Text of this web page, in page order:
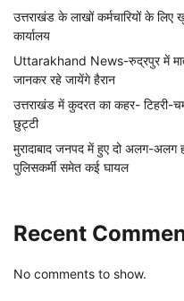
उत्तराखंड के लाखों कर्मचारियों के
कार्यालय
Uttarakhand News-रुद्रपुर में
जानकर रहे जायेंगे हैरान
उत्तराखंड में कुदरत का कहर- टिहरी-
छुट्टी
मुरादाबाद जनपद में हुए दो अलग-अलग
पुलिसकर्मी समेत कई घायल
Recent
No comments to show.